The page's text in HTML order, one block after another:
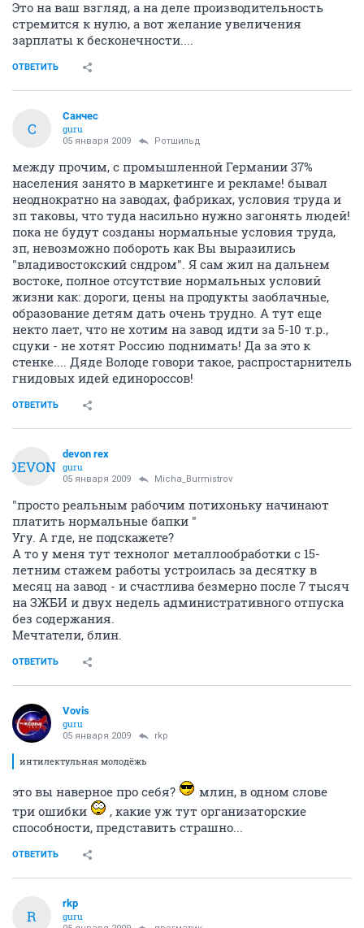
Это на ваш взгляд, а на деле производительность
стремится к нулю, а вот желание увеличения
зарплаты к бесконечности....
ОТВЕТИТЬ
С
Санчес
guru
05 января 2009 Ротшильд
между прочим, с промышленной Германии 37%
населения занято в маркетинге и рекламе! бывал
неоднократно на заводах, фабриках, условия труда и
зп таковы, что туда насильно нужно загонять людей!
пока не будут созданы нормальные условия труда,
зп, невозможно побороть как Вы выразились
"владивостокский сндром". Я сам жил на дальнем
востоке, полное отсутствие нормальных условий
жизни как: дороги, цены на продукты заоблачные,
образование детям дать очень трудно. А тут еще
некто лает, что не хотим на завод идти за 5-10 т.р.,
сцуки - не хотят Россию поднимать! Да за это к
стенке.... Дяде Володе говори такое, распростарнитель
гнидовых идей единороссов!
ОТВЕТИТЬ
DEVON
devon rex
guru
05 января 2009 Micha_Burmistrov
"просто реальным рабочим потихоньку начинают
платить нормальные бапки "
Угу. А где, не подскажете?
А то у меня тут технолог металлообработки с 15-
летним стажем работы устроилась за десятку в
месяц на завод - и счастлива безмерно после 7 тысяч
на ЗЖБИ и двух недель административного отпуска
без содержания.
Мечтатели, блин.
ОТВЕТИТЬ
Vovis
guru
05 января 2009 rkp
интилектульная молодёжь
это вы наверное про себя?
млин, в одном слове
три ошибки
, какие уж тут организаторские
способности, представить страшно...
ОТВЕТИТЬ
R
rkp
guru